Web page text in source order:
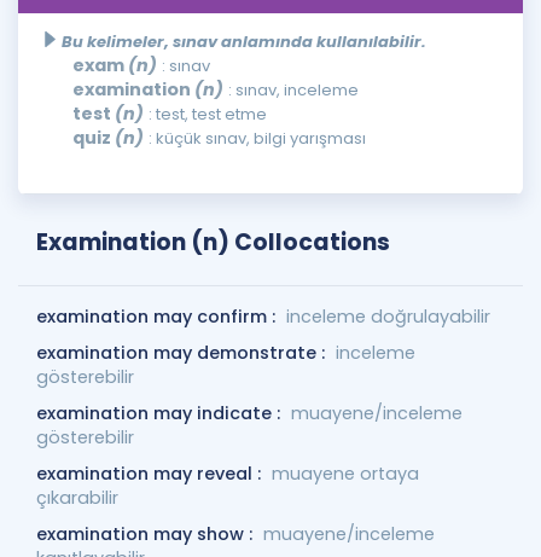
Bu kelimeler, sınav anlamında kullanılabilir.
exam (n) : sınav
examination (n) : sınav, inceleme
test (n) : test, test etme
quiz (n) : küçük sınav, bilgi yarışması
Examination (n) Collocations
examination may confirm : inceleme doğrulayabilir
examination may demonstrate : inceleme
gösterebilir
examination may indicate : muayene/inceleme
gösterebilir
examination may reveal : muayene ortaya
çıkarabilir
examination may show : muayene/inceleme